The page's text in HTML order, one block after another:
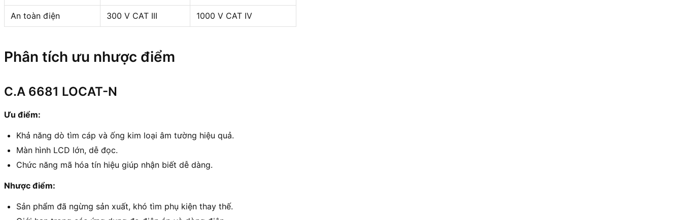
An toàn điện 300 V CAT III 1000 V CAT IV
Phân tích ưu nhược điểm
C.A 6681 LOCAT-N
Ưu điểm:
Khả năng dò tìm cáp và ống kim loại âm tường hiệu quả.
Màn hình LCD lớn, dễ đọc.
Chức năng mã hóa tín hiệu giúp nhận biết dễ dàng.
Nhược điểm:
Sản phẩm đã ngừng sản xuất, khó tìm phụ kiện thay thế.